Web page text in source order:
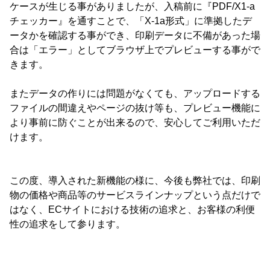
ケースが生じる事がありましたが、入稿前に『PDF/X1-a
チェッカー』を通すことで、「X-1a形式」に準拠したデ
ータかを確認する事ができ、印刷データに不備があった場
合は「エラー」としてブラウザ上でプレビューする事がで
きます。
またデータの作りには問題がなくても、アップロードする
ファイルの間違えやページの抜け等も、プレビュー機能に
より事前に防ぐことが出来るので、安心してご利用いただ
けます。
この度、導入された新機能の様に、今後も弊社では、印刷
物の価格や商品等のサービスラインナップという点だけで
はなく、ECサイトにおける技術の追求と、お客様の利便
性の追求をして参ります。